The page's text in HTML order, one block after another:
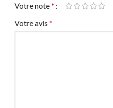
Votre note*
Votre avis *